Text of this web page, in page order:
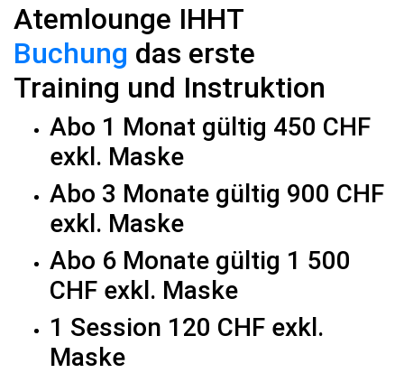
Atemlounge IHHT
Buchung das erste
Training und Instruktion
Abo 1 Monat gültig 450 CHF
exkl. Maske
Abo 3 Monate gültig 900 CHF
exkl. Maske
Abo 6 Monate gültig 1 500
CHF exkl. Maske
1 Session 120 CHF exkl.
Maske